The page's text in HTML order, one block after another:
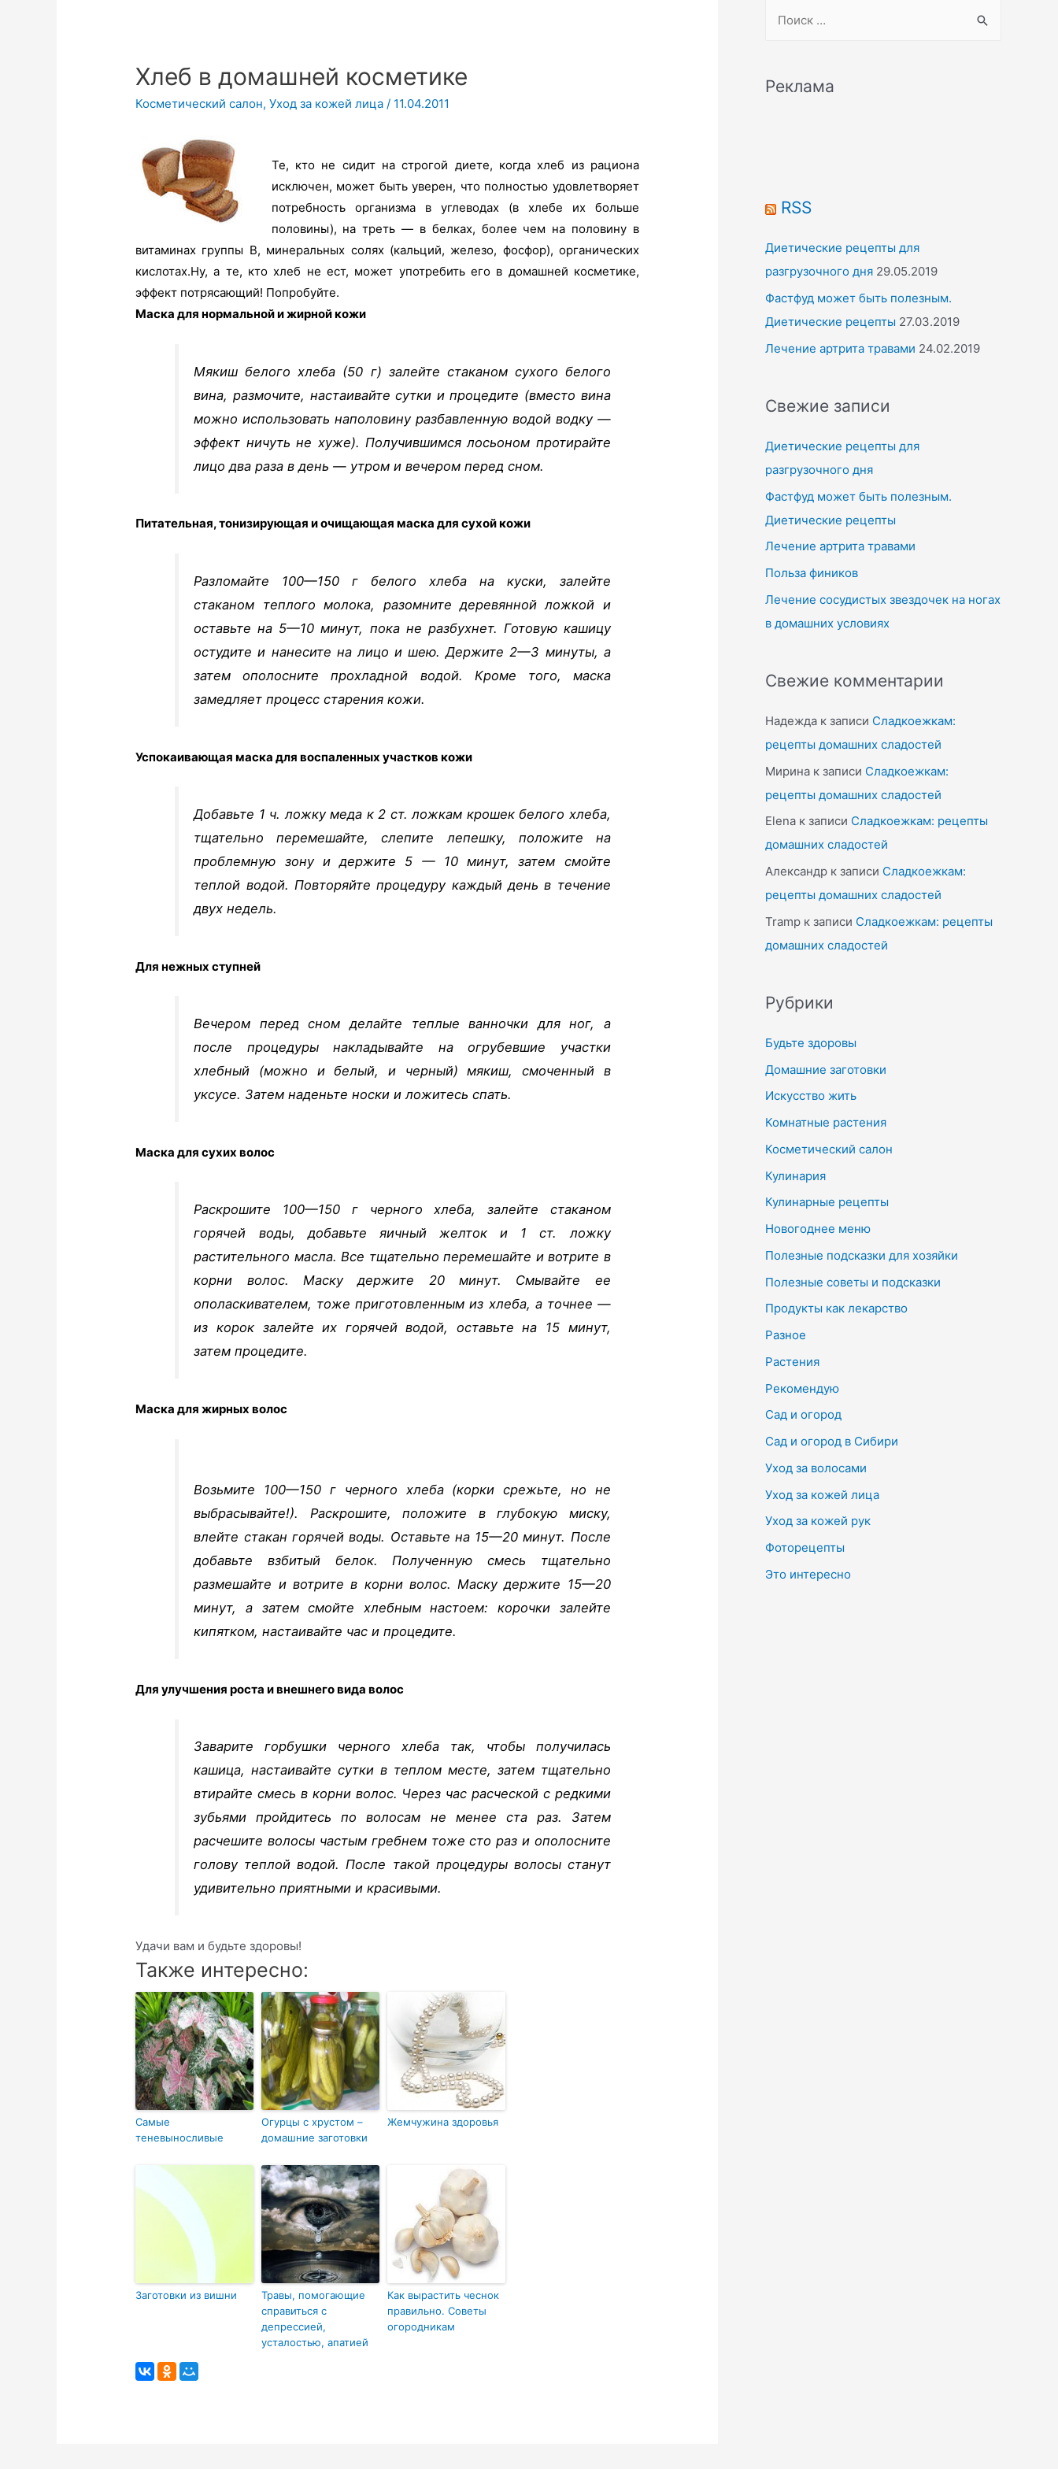
Хлеб в домашней косметике
Косметический салон,Уход за кожей лица / 11.04.2011
Те, кто не сидит на строгой диете, когда хлеб из рациона
исключен, может быть уверен, что полностью удовлетворяет
потребность организма в углеводах (в хлебе их больше
половины), на треть — в белках, более чем на половину в
витаминах группы В, минеральных солях (кальций, железо, фосфор), органических
кислотах.Ну, а те, кто хлеб не ест, может употребить его в домашней косметике,
эффект потрясающий! Попробуйте.
Маска для нормальной и жирной кожи
Мякиш белого хлеба (50 г) залейте стаканом сухого белого
вина, размочите, настаивайте сутки и процедите (вместо вина
можно использовать наполовину разбавленную водой водку —
эффект ничуть не хуже). Получившимся лосьоном протирайте
лицо два раза в день — утром и вечером перед сном.
Питательная, тонизирующая и очищающая маска для сухой кожи
Разломайте 100—150 г белого хлеба на куски, залейте
стаканом теплого молока, разомните деревянной ложкой и
оставьте на 5—10 минут, пока не разбухнет. Готовую кашицу
остудите и нанесите на лицо и шею. Держите 2—3 минуты, а
затем ополосните прохладной водой. Кроме того, маска
замедляет процесс старения кожи.
Успокаивающая маска для воспаленных участков кожи
Добавьте 1 ч. ложку меда к 2 ст. ложкам крошек белого хлеба,
тщательно перемешайте, слепите лепешку, положите на
проблемную зону и держите 5 — 10 минут, затем смойте
теплой водой. Повторяйте процедуру каждый день в течение
двух недель.
Для нежных ступней
Вечером перед сном делайте теплые ванночки для ног, а
после процедуры накладывайте на огрубевшие участки
хлебный (можно и белый, и черный) мякиш, смоченный в
уксусе. Затем наденьте носки и ложитесь спать.
Маска для сухих волос
Раскрошите 100—150 г черного хлеба, залейте стаканом
горячей воды, добавьте яичный желток и 1 ст. ложку
растительного масла. Все тщательно перемешайте и вотрите в
корни волос. Маску держите 20 минут. Смывайте ее
ополаскивателем, тоже приготовленным из хлеба, а точнее —
из корок залейте их горячей водой, оставьте на 15 минут,
затем процедите.
Маска для жирных волос
Возьмите 100—150 г черного хлеба (корки срежьте, но не
выбрасывайте!). Раскрошите, положите в глубокую миску,
влейте стакан горячей воды. Оставьте на 15—20 минут. После
добавьте взбитый белок. Полученную смесь тщательно
размешайте и вотрите в корни волос. Маску держите 15—20
минут, а затем смойте хлебным настоем: корочки залейте
кипятком, настаивайте час и процедите.
Для улучшения роста и внешнего вида волос
Заварите горбушки черного хлеба так, чтобы получилась
кашица, настаивайте сутки в теплом месте, затем тщательно
втирайте смесь в корни волос. Через час расческой с редкими
зубьями пройдитесь по волосам не менее ста раз. Затем
расчешите волосы частым гребнем тоже сто раз и ополосните
голову теплой водой. После такой процедуры волосы станут
удивительно приятными и красивыми.
Удачи вам и будьте здоровы!
Также интересно:
Самые
теневыносливые
Огурцы с хрустом –
домашние заготовки
Жемчужина здоровья
Заготовки из вишни
Травы, помогающие
справиться с
депрессией,
усталостью, апатией
Как вырастить чеснок
правильно. Советы
огородникам
rРеклама
RSS
Диетические рецепты для
разгрузочного дня 29.05.2019
Фастфуд может быть полезным.
Диетические рецепты 27.03.2019
Лечение артрита травами 24.02.2019
Свежие записи
Диетические рецепты для
разгрузочного дня
Фастфуд может быть полезным.
Диетические рецепты
Лечение артрита травами
Польза фиников
Лечение сосудистых звездочек на ногах
в домашних условиях
Свежие комментарии
Надежда к записи Сладкоежкам:
рецепты домашних сладостей
Мирина к записи Сладкоежкам:
рецепты домашних сладостей
Elena к записи Сладкоежкам: рецепты
домашних сладостей
Александр к записи Сладкоежкам:
рецепты домашних сладостей
Tramp к записи Сладкоежкам: рецепты
домашних сладостей
Рубрики
Будьте здоровы
Домашние заготовки
Искусство жить
Комнатные растения
Косметический салон
Кулинария
Кулинарные рецепты
Новогоднее меню
Полезные подсказки для хозяйки
Полезные советы и подсказки
Продукты как лекарство
Разное
Растения
Рекомендую
Сад и огород
Сад и огород в Сибири
Уход за волосами
Уход за кожей лица
Уход за кожей рук
Фоторецепты
Это интересно